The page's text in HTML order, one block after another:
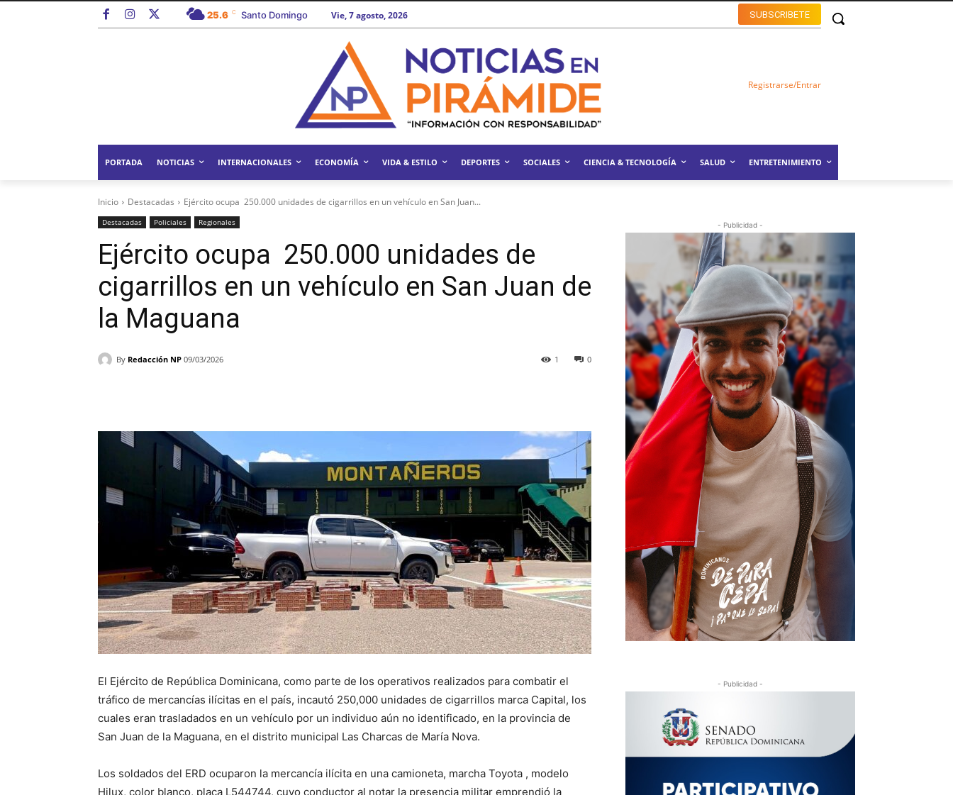
25.6 C Santo Domingo SUBSCRIBETE
Vie, 7 agosto, 2026
Registrarse/Entrar
PORTADA NOTICIAS INTERNACIONALES ECONOMÍA VIDA & ESTILO DEPORTES SOCIALES CIENCIA & TECNOLOGÍA SALUD ENTRETENIMIENTO
Inicio Destacadas Ejército ocupa 250.000 unidades de cigarrillos en un vehículo en San Juan...
Destacadas Policiales Regionales
Ejército ocupa 250.000 unidades de
cigarrillos en un vehículo en San Juan de
la Maguana
By Redacción NP 09/03/2026 0
1
Pinterest Linkedin ReddIt
El Ejército de República Dominicana, como parte de los operativos realizados para combatir el
tráfico de mercancías ilícitas en el país, incautó 250,000 unidades de cigarrillos marca Capital, los
cuales eran trasladados en un vehículo por un individuo aún no identificado, en la provincia de
San Juan de la Maguana, en el distrito municipal Las Charcas de María Nova.
Los soldados del ERD ocuparon la mercancía ilícita en una camioneta, marcha Toyota , modelo
Hilux, color blanco, placa L544744, cuyo conductor al notar la presencia militar emprendió la
- Publicidad -
- Publicidad -